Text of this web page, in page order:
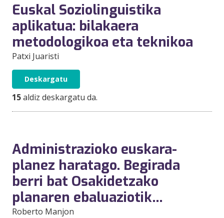
Euskal Soziolinguistika
aplikatua: bilakaera
metodologikoa eta teknikoa
Patxi Juaristi
Deskargatu
15aldiz deskargatu da.
Administrazioko euskara-
planez haratago. Begirada
berri bat Osakidetzako
planaren ebaluaziotik…
Roberto Manjon